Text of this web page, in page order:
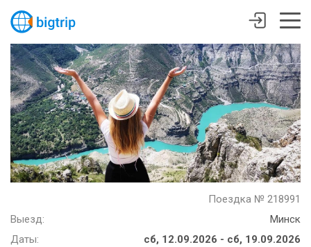
Поездка № 218991
Выезд:
Минск
Даты:
сб, 12.09.2026 - сб, 19.09.2026